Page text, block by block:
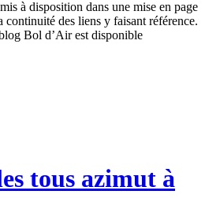
à disposition dans une mise en page
continuité des liens y faisant référence.
Bol d’Air est disponible
tous azimut à